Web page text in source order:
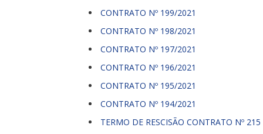
CONTRATO Nº 199/2021
CONTRATO Nº 198/2021
CONTRATO Nº 197/2021
CONTRATO Nº 196/2021
CONTRATO Nº 195/2021
CONTRATO Nº 194/2021
TERMO DE RESCISÃO CONTRATO Nº 215